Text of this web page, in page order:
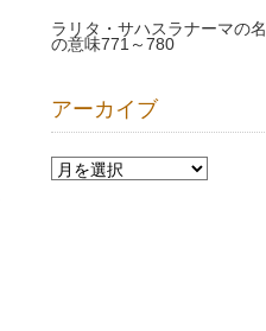
ラリタ・サハスラナーマの名
の意味771～780
アーカイブ